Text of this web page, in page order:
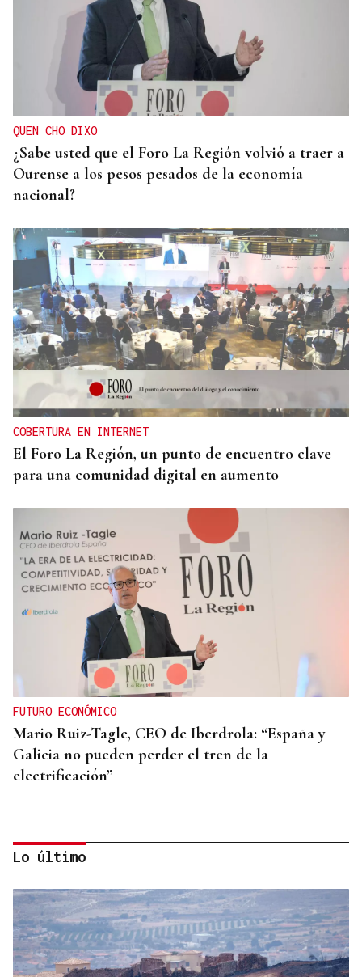
QUEN CHO DIXO
¿Sabe usted que el Foro La Región volvió a traer a
Ourense a los pesos pesados de la economía
nacional?
COBERTURA EN INTERNET
El Foro La Región, un punto de encuentro clave
para una comunidad digital en aumento
FUTURO ECONÓMICO
Mario Ruiz-Tagle, CEO de Iberdrola: “España y
Galicia no pueden perder el tren de la
electrificación”
ÁLBUM DE FOTOS
Lo último